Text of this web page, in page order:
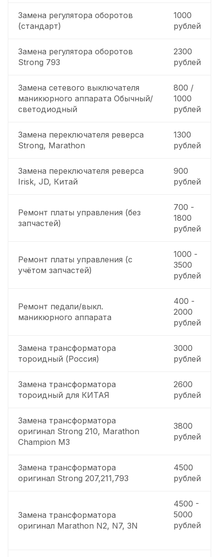
Замена регулятора оборотов
(стандарт)
1000
рублей
Замена регулятора оборотов
Strong 793
2300
рублей
Замена сетевого выключателя
маникюрного аппарата Обычный/
светодиодный
800 /
1000
рублей
Замена переключателя реверса
Strong, Marathon
1300
рублей
Замена переключателя реверса
Irisk, JD, Китай
900
рублей
Ремонт платы управления (без
запчастей)
700 -
1800
рублей
Ремонт платы управления (с
учётом запчастей)
1000 -
3500
рублей
Ремонт педали/выкл.
маникюрного аппарата
400 -
2000
рублей
Замена трансформатора
тороидный (Россия)
3000
рублей
Замена трансформатора
тороидный для КИТАЯ
2600
рублей
Замена трансформатора
оригинал Strong 210, Marathon
Champion M3
3800
рублей
Замена трансформатора
оригинал Strong 207,211,793
4500
рублей
Замена трансформатора
оригинал Marathon N2, N7, 3N
4500 -
5000
рублей